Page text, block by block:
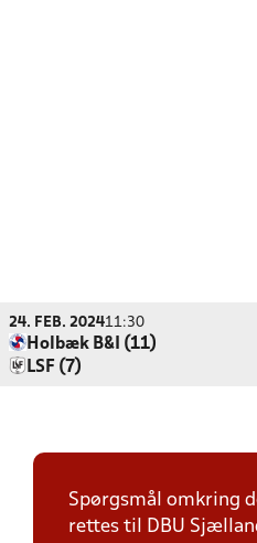
24. FEB. 202411:30
Holbæk B&I (11)
LSF (7)
Spørgsmål omkring
rettes til DBU